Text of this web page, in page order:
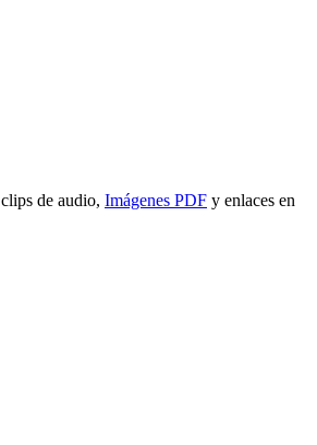
clips de audio, Imágenes PDF y enlaces en